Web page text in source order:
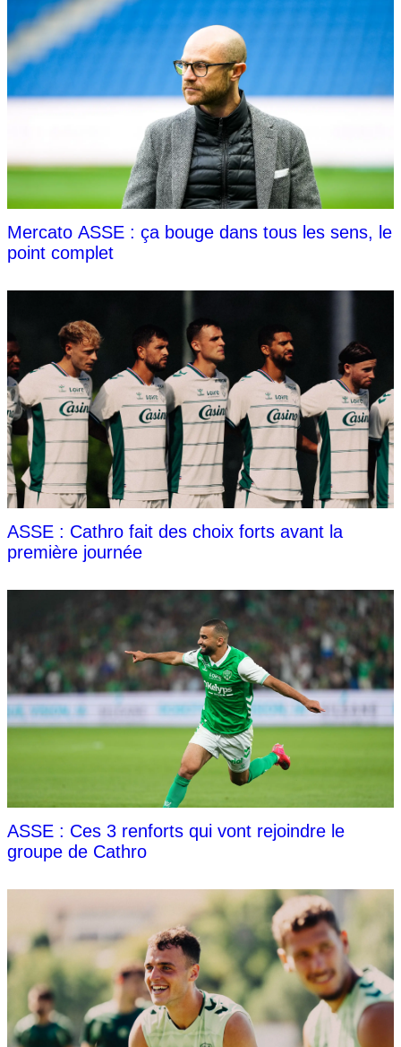
Mercato ASSE : ça bouge dans tous les sens, le
point complet
ASSE : Cathro fait des choix forts avant la
première journée
ASSE : Ces 3 renforts qui vont rejoindre le
groupe de Cathro